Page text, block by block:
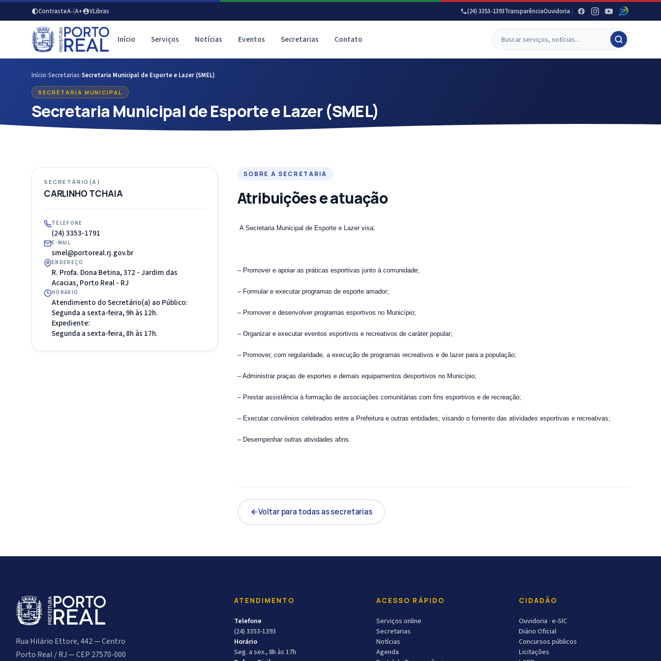
ContrasteA- A+ VLibras (24) 3353-1393TransparênciaOuvidoria
Início Serviços Notícias Eventos Secretarias Contato
Início›Secretarias›Secretaria Municipal de Esporte e Lazer (SMEL)
SECRETARIA MUNICIPAL
Secretaria Municipal de Esporte e Lazer (SMEL)
SECRETÁRIO(A)
CARLINHO TCHAIA
TELEFONE
(24) 3353-1791
E-MAIL
smel@portoreal.rj.gov.br
ENDEREÇO
R. Profa. Dona Betina, 372 - Jardim das
Acacias, Porto Real - RJ
HORÁRIO
Atendimento do Secretário(a) ao Público:
Segunda a sexta-feira, 9h às 12h.
Expediente:
Segunda a sexta-feira, 8h às 17h.
SOBRE A SECRETARIA
Atribuições e atuação
A Secretaria Municipal de Esporte e Lazer visa:
– Promover e apoiar as práticas esportivas junto à comunidade;
– Formular e executar programas de esporte amador;
– Promover e desenvolver programas esportivos no Município;
– Organizar e executar eventos esportivos e recreativos de caráter popular;
– Promover, com regularidade, a execução de programas recreativos e de lazer para a população;
– Administrar praças de esportes e demais equipamentos desportivos no Município;
– Prestar assistência à formação de associações comunitárias com fins esportivos e de recreação;
– Executar convênios celebrados entre a Prefeitura e outras entidades, visando o fomento das atividades esportivas e recreativas;
– Desempenhar outras atividades afins.
Voltar para todas as secretarias
Rua Hilário Ettore, 442 — Centro
Porto Real / RJ — CEP 27570-000
ATENDIMENTO
Telefone
(24) 3353-1393
Horário
Seg. a sex., 8h às 17h
ACESSO RÁPIDO
Serviços online
Secretarias
Notícias
Agenda
CIDADÃO
Ouvidoria · e-SIC
Diário Oficial
Concursos públicos
Licitações